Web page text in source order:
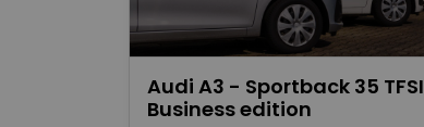
Audi A3 - Sportback 35 TFSI
Business edition